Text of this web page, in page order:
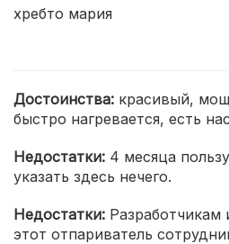
хребто мария
Достоинства: красивый,
быстро нагревается, есть
Недостатки: 4 месяца
указать здесь нечего.
Недостатки:
этот отпариватель